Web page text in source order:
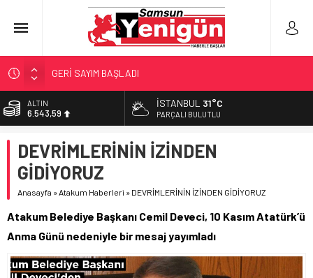
GERİ SAYIM BAŞLADI
SAMSUNSPOR’DA HEDEF 5’İNCİLİK!
‘BAFRA’YA YATIRIM YAPIN!’
YÖNETİCİ SEÇERKEN YAPILAN EN BÜYÜK HATALAR
ALTIN
6.543,59
13.798,82
DOLAR
47,7010
55,0063
İSTANBUL 31°C
PARÇALI BULUTLU
DEVRİMLERİNİN İZİNDEN
GİDİYORUZ
Anasayfa »Atakum Haberleri » DEVRİMLERİNİN İZİNDEN GİDİYORUZ
Atakum Belediye Başkanı Cemil Deveci, 10 Kasım Atatürk’ü
Anma Günü nedeniyle bir mesaj yayımladı